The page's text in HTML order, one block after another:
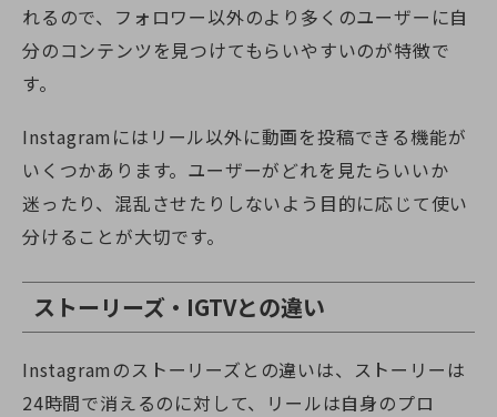
れるので、フォロワー以外のより多くのユーザーに自
分のコンテンツを見つけてもらいやすいのが特徴で
す。
Instagramにはリール以外に動画を投稿できる機能が
いくつかあります。ユーザーがどれを見たらいいか
迷ったり、混乱させたりしないよう目的に応じて使い
分けることが大切です。
ストーリーズ・IGTVとの違い
Instagramのストーリーズとの違いは、ストーリーは
24時間で消えるのに対して、リールは自身のプロ